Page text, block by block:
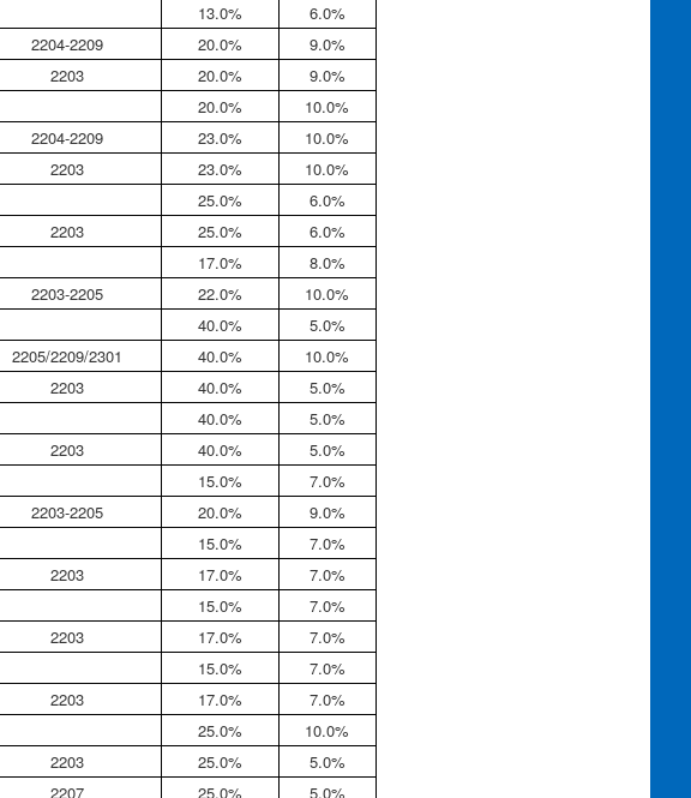
13.0%
6.0%
2204-2209
20.0%
9.0%
2203
20.0% 9.0%
20.0%
10.0%
2204-2209
23.0%
10.0%
2203
23.0% 10.0%
25.0%
6.0%
2203
25.0% 6.0%
17.0%
8.0%
2203-2205
22.0% 10.0%
40.0%
5.0%
2205/2209/2301
40.0%
10.0%
2203
40.0% 5.0%
40.0%
5.0%
2203
40.0% 5.0%
15.0%
7.0%
2203-2205
20.0% 9.0%
15.0%
7.0%
2203
17.0% 7.0%
15.0%
7.0%
2203
17.0% 7.0%
15.0%
7.0%
2203
17.0% 7.0%
25.0%
10.0%
2203
25.0%
5.0%
2207
25.0% 5.0%